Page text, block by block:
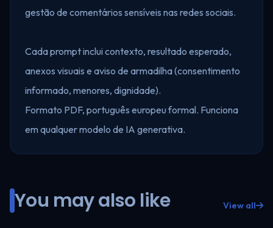
gestão de comentários sensíveis nas redes sociais.
Cada prompt inclui contexto, resultado esperado,
anexos visuais e aviso de armadilha (consentimento
informado, menores, dignidade).
Formato PDF, português europeu formal. Funciona
em qualquer modelo de IA generativa.
You may also like View all